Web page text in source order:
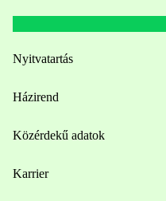
Nyitvatartás
Házirend
Közérdekű adatok
Karrier